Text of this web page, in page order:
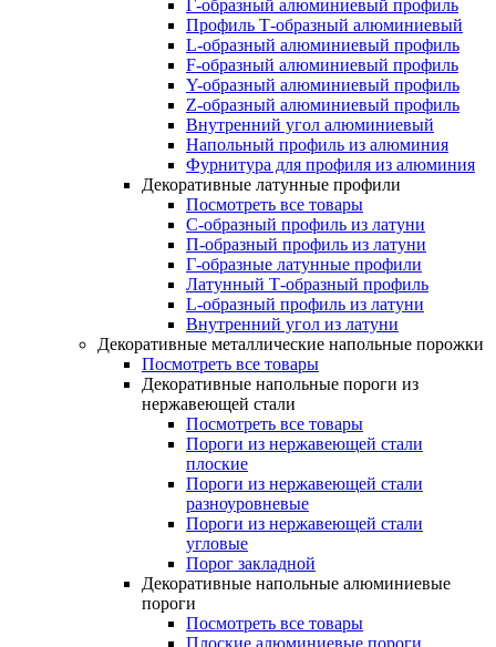
Г-образный алюминиевый профиль
Профиль Т-образный алюминиевый
L-образный алюминиевый профиль
F-образный алюминиевый профиль
Y-образный алюминиевый профиль
Z-образный алюминиевый профиль
Внутренний угол алюминиевый
Напольный профиль из алюминия
Фурнитура для профиля из алюминия
Декоративные латунные профили
Посмотреть все товары
C-образный профиль из латуни
П-образный профиль из латуни
Г-образные латунные профили
Латунный Т-образный профиль
L-образный профиль из латуни
Внутренний угол из латуни
Декоративные металлические напольные порожки
Посмотреть все товары
Декоративные напольные пороги из
нержавеющей стали
Посмотреть все товары
Пороги из нержавеющей стали
плоские
Пороги из нержавеющей стали
разноуровневые
Пороги из нержавеющей стали
угловые
Порог закладной
Декоративные напольные алюминиевые
пороги
Посмотреть все товары
Плоские алюминиевые пороги